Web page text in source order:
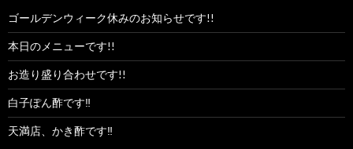
ゴールデンウィーク休みのお知らせです!!
本日のメニューです!!
お造り盛り合わせです!!
白子ぽん酢です‼︎
天満店、かき酢です‼︎